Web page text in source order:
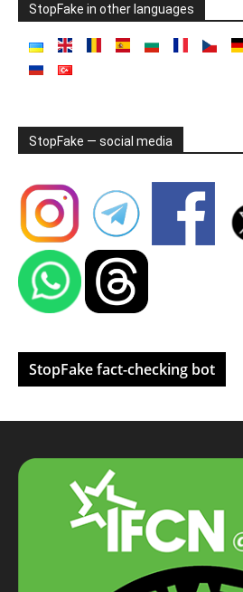
StopFake in other languages
StopFake — social media
StopFake fact-checking bot